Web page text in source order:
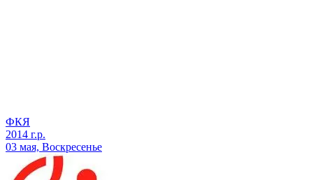
ФКЯ
2014 г.р.
03 мая, Воскресенье